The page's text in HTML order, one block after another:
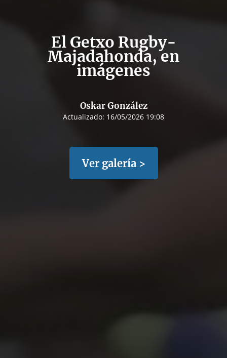
El Getxo Rugby-
Majadahonda, en
imágenes
Oskar González
Actualizado: 16/05/2026 19:08
Ver galería >